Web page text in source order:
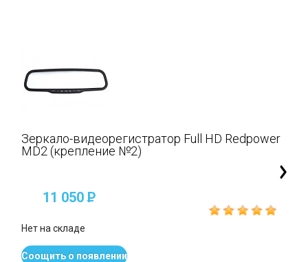
Зеркало-видеорегистратор Full HD Redpower
MD2 (крепление №2)
11 050 P
Нет на складе
Соощить о появлении